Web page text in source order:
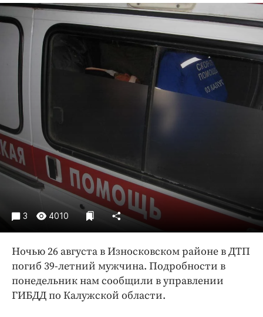
Криминал
Культура
Недвижимость и ЖКХ
Образование
Общество
Происшествия
Спорт
Экономика и бизнес
ПРОЕКТЫ
Блоги
Издания
Медиаперсона
Интересное чтиво
Клиника года
Бренд года
3 4010
Ночью 26 августа в Износковском районе в ДТП
погиб 39-летний мужчина. Подробности в
понедельник нам сообщили в управлении
ГИБДД по Калужской области.